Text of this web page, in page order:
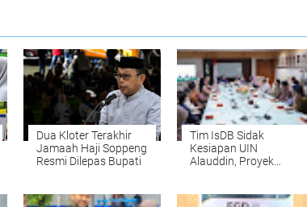
Dua Kloter Terakhir
Jamaah Haji Soppeng
Resmi Dilepas Bupati
Tim IsDB Sidak
Kesiapan UIN
Alauddin, Proyek
Tahap Krusial